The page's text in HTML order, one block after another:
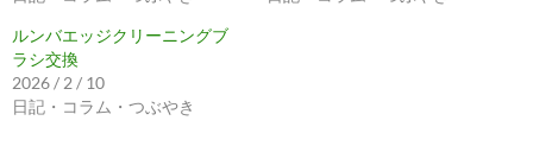
ルンバエッジクリーニングブ
ラシ交換
2026 / 2 / 10
日記・コラム・つぶやき